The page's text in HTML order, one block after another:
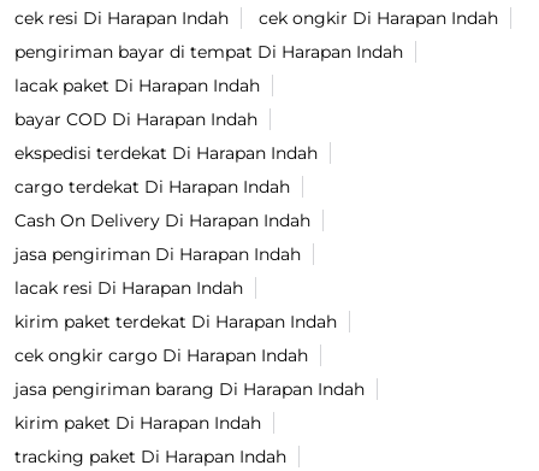
cek resi Di Harapan Indah
cek ongkir Di Harapan Indah
pengiriman bayar di tempat Di Harapan Indah
lacak paket Di Harapan Indah
bayar COD Di Harapan Indah
ekspedisi terdekat Di Harapan Indah
cargo terdekat Di Harapan Indah
Cash On Delivery Di Harapan Indah
jasa pengiriman Di Harapan Indah
lacak resi Di Harapan Indah
kirim paket terdekat Di Harapan Indah
cek ongkir cargo Di Harapan Indah
jasa pengiriman barang Di Harapan Indah
kirim paket Di Harapan Indah
tracking paket Di Harapan Indah